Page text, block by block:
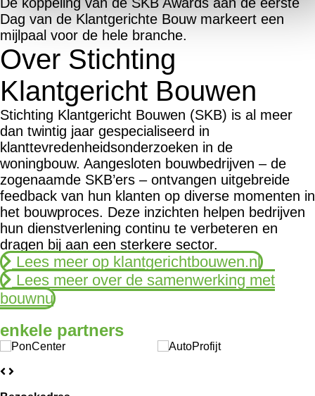
Dag van de Klantgerichte Bouw markeert een
mijlpaal voor de hele branche.
Over Stichting
Klantgericht Bouwen
Stichting Klantgericht Bouwen (SKB) is al meer
dan twintig jaar gespecialiseerd in
klanttevredenheidsonderzoeken in de
woningbouw. Aangesloten bouwbedrijven – de
zogenaamde SKB’ers – ontvangen uitgebreide
feedback van hun klanten op diverse momenten in
het bouwproces. Deze inzichten helpen bedrijven
hun dienstverlening continu te verbeteren en
dragen bij aan een sterkere sector.
Lees meer op klantgerichtbouwen.nl
Lees meer over de samenwerking met
bouwnu
enkele partners